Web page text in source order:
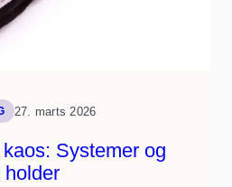
27. marts 2026
Systemer og
holder